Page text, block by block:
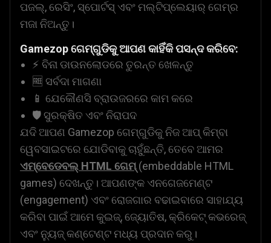
ପଜଲ୍, ରେସିଂ, ସ୍ପୋର୍ଟସ୍ ଏବଂ ମଲ୍ଟିପ୍ଲେୟାର୍ ଗେମ୍‌ର
ମଜା ନିଅନ୍ତୁ।
Gamezop ଗେମ୍‌ଗୁଡିକୁ ଆପଣ କାହିଁକି ପସନ୍ଦ କରିବେ:
⚡ ବିନା ଡାଉନଲୋଡରେ ତୁରନ୍ତ ଖେଳନ୍ତୁ
🆓 ସର୍ବଦା ମାଗଣା
📱 ଯେକୌଣସି ବ୍ରାଉଜରରେ କାମ କରେ
🛡️ ସୁରକ୍ଷିତ ଏବଂ ନିରାପଦ
ଯଦି ଆପଣ Gamezop ଗେମ୍‌ଗୁଡିକୁ ନିଜ ଆପ୍ କିମ୍ବା
ୱେବସାଇଟରେ ଯୋଡିବାକୁ ଚାହୁଁଛନ୍ତି, ତେବେ ଆମର
ଏମ୍ବେଡେବଲ୍ HTML ଗେମ୍(embeddable HTML
games) ଦେଖନ୍ତୁ। ଆପଣଙ୍କ ଏନଗେଜମେଣ୍ଟ
(engagement) ଏବଂ ରୋଜଗାର ବଢାଇବାରେ ସାହାଯ୍ୟ
କରିବା ପାଇଁ ଆମେ କୁଇଜ୍, ଜ୍ୟୋତିଷ, କ୍ରିକେଟ୍ କଭରେଜ୍
ଏବଂ ନ୍ୟୁଜ୍ କଣ୍ଟେଣ୍ଟ ମଧ୍ୟ ପ୍ରଦାନ କରୁ।